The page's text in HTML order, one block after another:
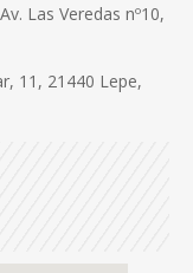
Las Veredas nº10,
11, 21440 Lepe,